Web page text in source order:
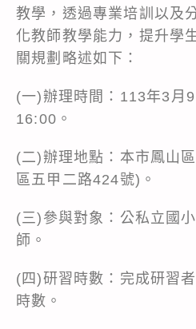
教學，透過專業培訓以及
化教師教學能力，提升學
關規劃略述如下：
(一)辦理時間：113年3月
16:00。
(二)辦理地點：本市鳳山
區五甲二路424號)。
(三)參與對象：公私立國
師。
(四)研習時數：完成研習
時數。